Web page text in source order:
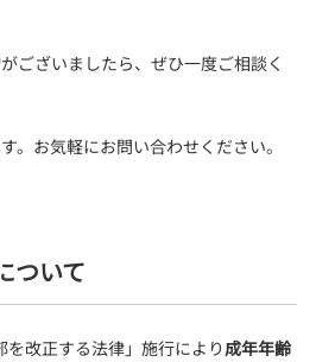
ございましたら、ぜひ一度ご相談く
。お気軽にお問い合わせください。
ついて
改正する法律」施行により成年年齢